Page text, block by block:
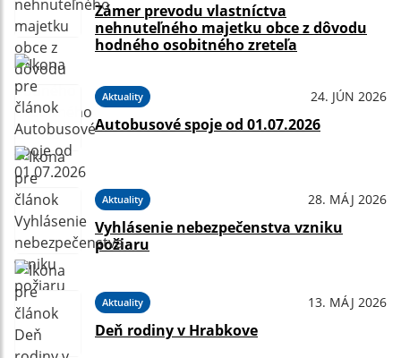
Zámer prevodu vlastníctva
nehnuteľného majetku obce z dôvodu
hodného osobitného zreteľa
Aktuality 24. JÚN 2026
Autobusové spoje od 01.07.2026
Aktuality 28. MÁJ 2026
Vyhlásenie nebezpečenstva vzniku
požiaru
Aktuality 13. MÁJ 2026
Deň rodiny v Hrabkove